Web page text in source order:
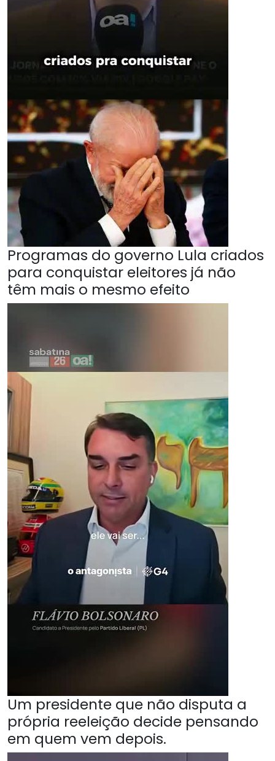
Programas do governo Lula criados
para conquistar eleitores já não
têm mais o mesmo efeito
Um presidente que não disputa a
própria reeleição decide pensando
em quem vem depois.